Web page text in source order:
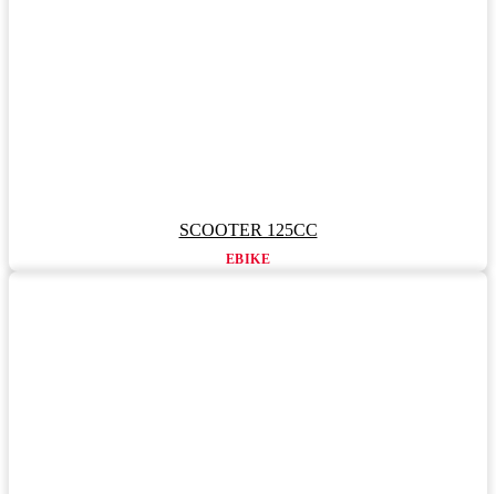
SCOOTER 125CC
EBIKE